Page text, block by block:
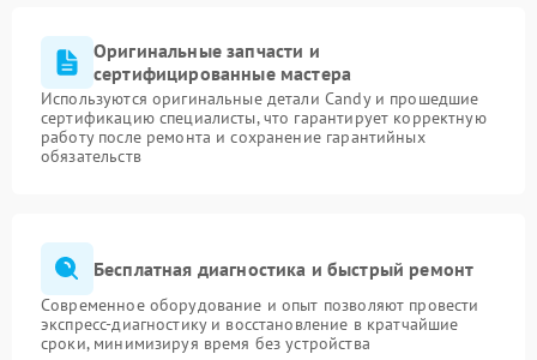
Оригинальные запчасти и
сертифицированные мастера
Используются оригинальные детали Candy и прошедшие
сертификацию специалисты, что гарантирует корректную
работу после ремонта и сохранение гарантийных
обязательств
Бесплатная диагностика и быстрый ремонт
Современное оборудование и опыт позволяют провести
экспресс-диагностику и восстановление в кратчайшие
сроки, минимизируя время без устройства